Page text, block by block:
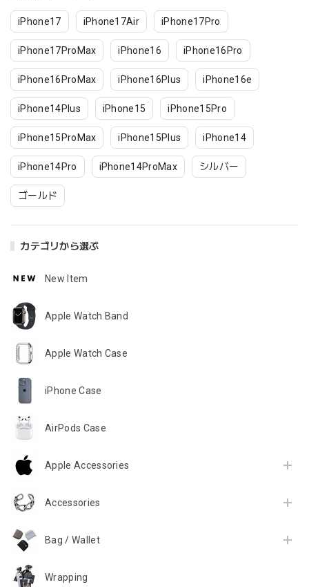
iPhone17 iPhone17Air iPhone17Pro
iPhone17ProMax iPhone16 iPhone16Pro
iPhone16ProMax iPhone16Plus iPhone16e
iPhone14Plus iPhone15 iPhone15Pro
iPhone15ProMax iPhone15Plus iPhone14
iPhone14Pro iPhone14ProMax シルバー
ゴールド
カテゴリから選ぶ
New Item
Apple Watch Band
Apple Watch Case
iPhone Case
AirPods Case
Apple Accessories
Accessories
Bag / Wallet
Wrapping